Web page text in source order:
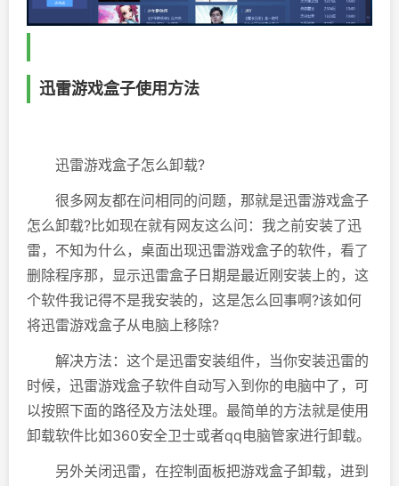
迅雷游戏盒子使用方法
迅雷游戏盒子怎么卸载?
很多网友都在问相同的问题，那就是迅雷游戏盒子
怎么卸载?比如现在就有网友这么问：我之前安装了迅
雷，不知为什么，桌面出现迅雷游戏盒子的软件，看了
删除程序那，显示迅雷盒子日期是最近刚安装上的，这
个软件我记得不是我安装的，这是怎么回事啊?该如何
将迅雷游戏盒子从电脑上移除?
解决方法：这个是迅雷安装组件，当你安装迅雷的
时候，迅雷游戏盒子软件自动写入到你的电脑中了，可
以按照下面的路径及方法处理。最简单的方法就是使用
卸载软件比如360安全卫士或者qq电脑管家进行卸载。
另外关闭迅雷，在控制面板把游戏盒子卸载，进到